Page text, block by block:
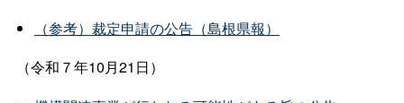
（参考）裁定申請の公告（島根県報）
（令和７年10月21日）